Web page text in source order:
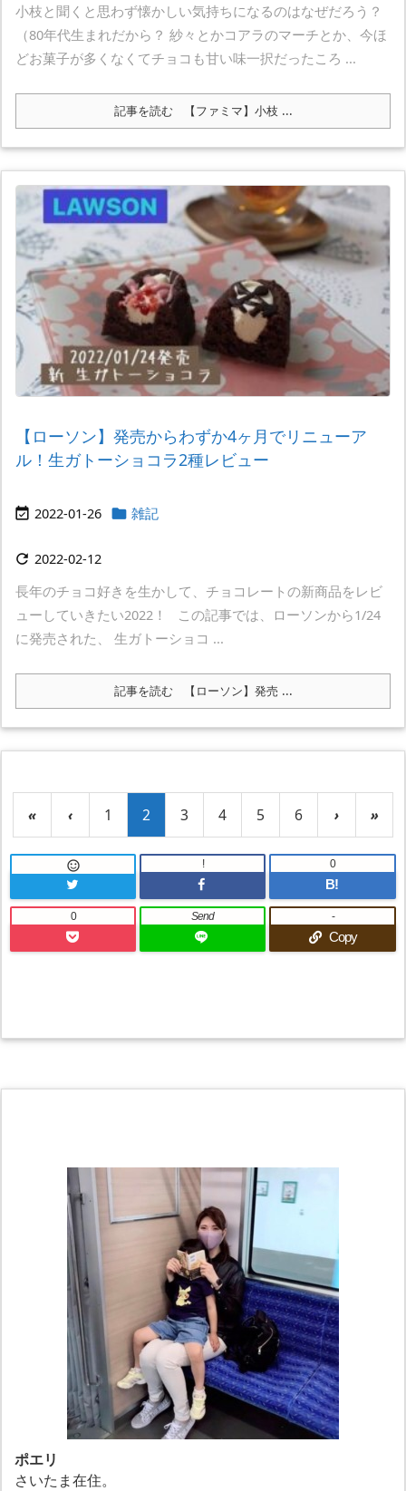
小枝と聞くと思わず懐かしい気持ちになるのはなぜだろう？
（80年代生まれだから？ 紗々とかコアラのマーチとか、今ほ
どお菓子が多くなくてチョコも甘い味一択だったころ ...
記事を読む 【ファミマ】小枝 ...
【ローソン】発売からわずか4ヶ月でリニューア
ル！生ガトーショコラ2種レビュー
 2022-01-26  雑記
 2022-02-12
長年のチョコ好きを生かして、チョコレートの新商品をレビ
ューしていきたい2022！ この記事では、ローソンから1/24
に発売された、 生ガトーショコ ...
記事を読む 【ローソン】発売 ...
« ‹ 1 2 3 4 5 6 › »
 !
B!
0
0 Send
Copy
-
ポエリ
さいたま在住。